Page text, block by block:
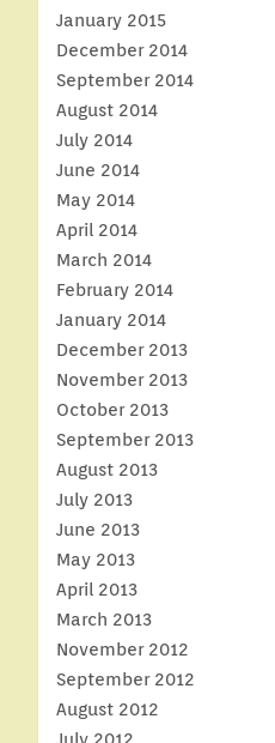
January 2015
December 2014
September 2014
August 2014
July 2014
June 2014
May 2014
April 2014
March 2014
February 2014
January 2014
December 2013
November 2013
October 2013
September 2013
August 2013
July 2013
June 2013
May 2013
April 2013
March 2013
November 2012
September 2012
August 2012